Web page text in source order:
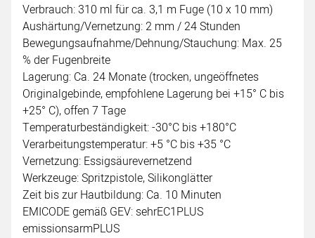
Verbrauch: 310 ml für ca. 3,1 m Fuge (10 x 10 mm)
Aushärtung/Vernetzung: 2 mm / 24 Stunden
Bewegungsaufnahme/Dehnung/Stauchung: Max. 25
% der Fugenbreite
Lagerung: Ca. 24 Monate (trocken, ungeöffnetes
Originalgebinde, empfohlene Lagerung bei +15° C bis
+25° C), offen 7 Tage
Temperaturbeständigkeit: -30°C bis +180°C
Verarbeitungstemperatur: +5 °C bis +35 °C
Vernetzung: Essigsäurevernetzend
Werkzeuge: Spritzpistole, Silikonglätter
Zeit bis zur Hautbildung: Ca. 10 Minuten
EMICODE gemäß GEV: sehrEC1PLUS
emissionsarmPLUS